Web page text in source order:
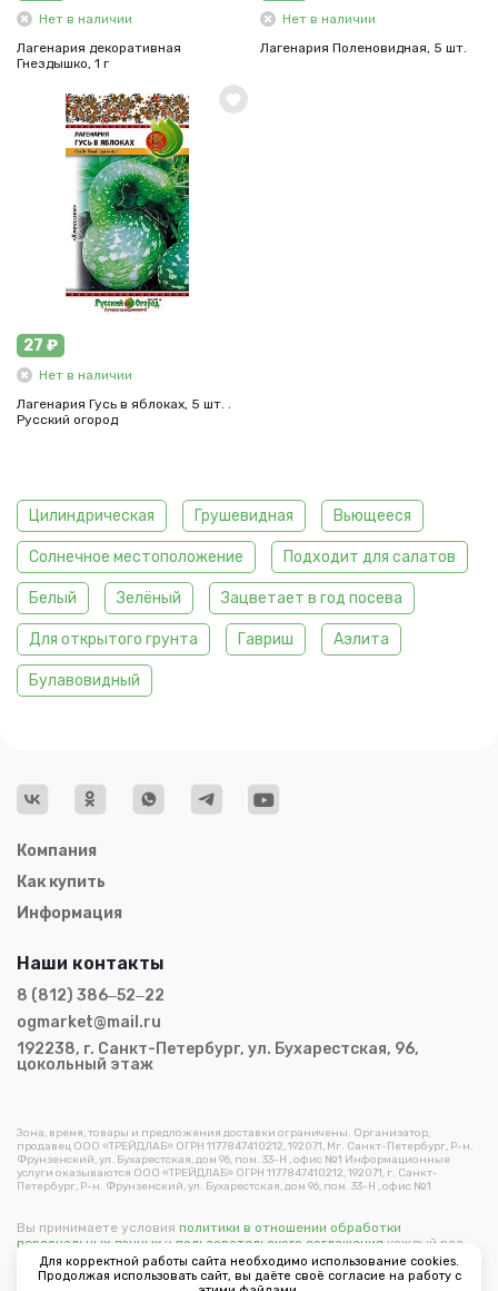
Нет в наличии
Лагенария декоративная
Гнездышко, 1 г
Нет в наличии
Лагенария Поленовидная, 5 шт.
27 ₽
Нет в наличии
Лагенария Гусь в яблоках, 5 шт. .
Русский огород
Цилиндрическая Грушевидная Вьющееся
Солнечное местоположение Подходит для салатов
Белый Зелёный Зацветает в год посева
Для открытого грунта Гавриш Аэлита
Булавовидный
Компания
Как купить
Информация
Зона, время, товары и предложения доставки ограничены. Организатор,
продавец ООО «ТРЕЙДЛАБ» ОГРН 1177847410212, 192071, Мг. Санкт-Петербург, Р-н.
Фрунзенский, ул. Бухарестская, дом 96, пом. 33-Н , офис №1 Информационные
услуги оказываются ООО «ТРЕЙДЛАБ» ОГРН 1177847410212, 192071, г. Санкт-
Петербург, Р-н. Фрунзенский, ул. Бухарестская, дом 96, пом. 33-Н , офис №1
Наши контакты
8 (812) 386‒52‒22
ogmarket@mail.ru
192238, г. Санкт-Петербург, ул. Бухарестская, 96,
цокольный этаж
Вы принимаете условия политики в отношении обработки
персональных данных и пользовательского соглашения каждый раз,
когда оставляете свои данные в любой форме обратной связи на
сайте ogorodmarket.com.
Для корректной работы сайта необходимо использование cookies.
Продолжая использовать сайт, вы даёте своё согласие на работу с